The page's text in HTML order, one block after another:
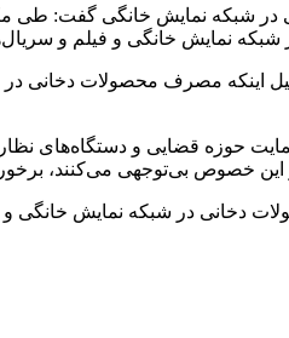
در شبکه نمایش خانگی گفت: طی
نمایش خانگی و فیلم و
اینکه مصرف محصولات دخانی
حوزه قضایی و دستگاه‌های
این خصوص بی‌توجهی می‌کنند،
دخانی در شبکه نمایش خانگی و